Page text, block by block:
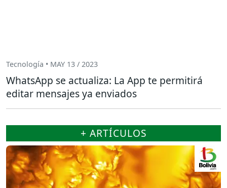
Tecnología • MAY 13 / 2023
WhatsApp se actualiza: La App te permitirá
editar mensajes ya enviados
+ ARTÍCULOS